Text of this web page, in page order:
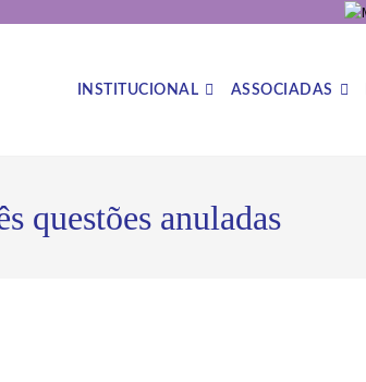
INSTITUCIONAL ASSOCIADAS
questões anuladas